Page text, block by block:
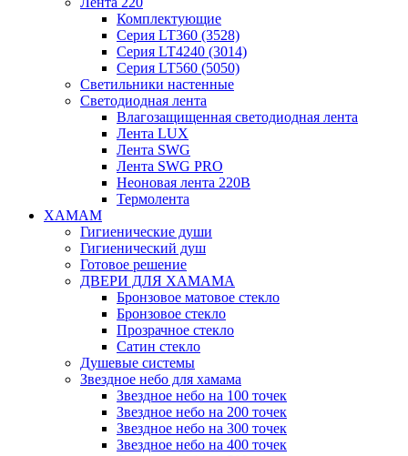
Комплектующие
Серия LT360 (3528)
Серия LT4240 (3014)
Серия LT560 (5050)
Светильники настенные
Светодиодная лента
Влагозащищенная светодиодная лента
Лента LUX
Лента SWG
Лента SWG PRO
Неоновая лента 220В
Термолента
ХАМАМ
Гигиенические души
Гигиенический душ
Готовое решение
ДВЕРИ ДЛЯ ХАМАМА
Бронзовое матовое стекло
Бронзовое стекло
Прозрачное стекло
Сатин стекло
Душевые системы
Звездное небо для хамама
Звездное небо на 100 точек
Звездное небо на 200 точек
Звездное небо на 300 точек
Звездное небо на 400 точек